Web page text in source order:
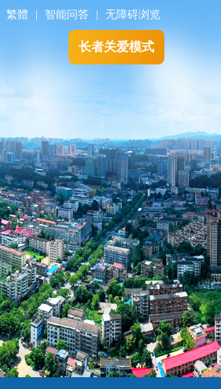
繁體 智能问答 无障碍浏览
长者关爱模式